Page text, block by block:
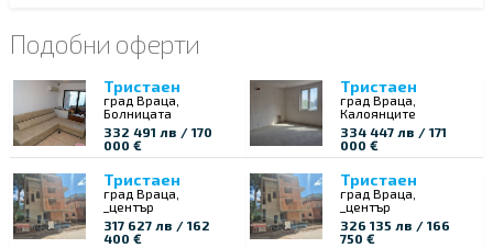
Подобни оферти
Тристаен
град Враца,
Болницата
332 491 лв / 170
000 €
Тристаен
град Враца,
Калоянците
334 447 лв / 171
000 €
Тристаен
град Враца,
_център
317 627 лв / 162
400 €
Тристаен
град Враца,
_център
326 135 лв / 166
750 €